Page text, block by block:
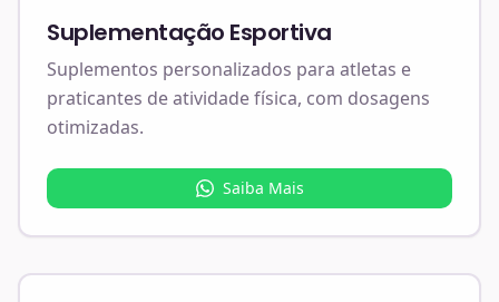
Suplementação Esportiva
Suplementos personalizados para atletas e
praticantes de atividade física, com dosagens
otimizadas.
Saiba Mais